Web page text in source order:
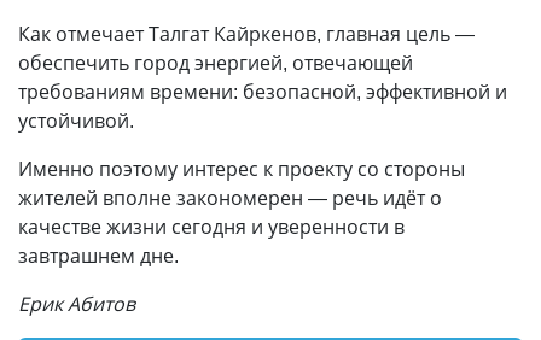
Как отмечает Талгат Кайркенов, главная цель —
обеспечить город энергией, отвечающей
требованиям времени: безопасной, эффективной и
устойчивой.
Именно поэтому интерес к проекту со стороны
жителей вполне закономерен — речь идёт о
качестве жизни сегодня и уверенности в
завтрашнем дне.
Ерик Абитов